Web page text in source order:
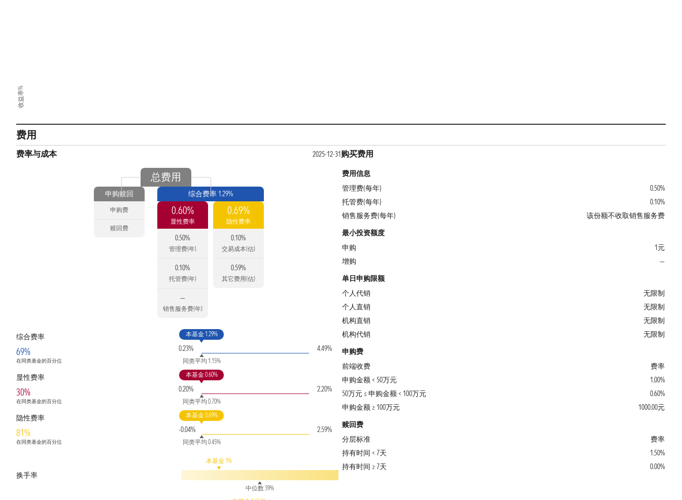
收益率%
费用
费率与成本 2025-12-31
总费用
申购赎回
申购费
赎回费
综合费率 1.29%
0.60%
显性费率
0.50%
管理费(年)
0.10%
托管费(年)
—
销售服务费(年)
0.69%
隐性费率
0.10%
交易成本(估)
0.59%
其它费用(估)
综合费率
69%
在同类基金的百分位
0.23%
本基金 1.29%
同类平均 1.15%
4.49%
显性费率
30%
在同类基金的百分位
0.20%
本基金 0.60%
同类平均 0.70%
2.20%
隐性费率
81%
在同类基金的百分位
-0.04%
本基金 0.69%
同类平均 0.45%
2.59%
换手率
本基金 1%
中位数 39%
购买费用
费用信息
管理费(每年)
0.50%
托管费(每年)
0.10%
销售服务费(每年)
该份额不收取销售服务费
最小投资额度
申购
1元
增购
—
单日申购限额
个人代销
无限制
个人直销
无限制
机构直销
无限制
机构代销
无限制
申购费
前端收费
费率
申购金额 < 50万元
1.00%
50万元 ≤ 申购金额 < 100万元
0.60%
申购金额 ≥ 100万元
1000.00元
赎回费
分层标准
费率
持有时间 < 7天
1.50%
持有时间 ≥ 7天
0.00%